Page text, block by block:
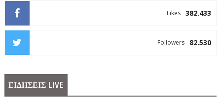
382.433
Likes
82.530
Followers
ΕΙΔΗΣΕΙΣ LIVE